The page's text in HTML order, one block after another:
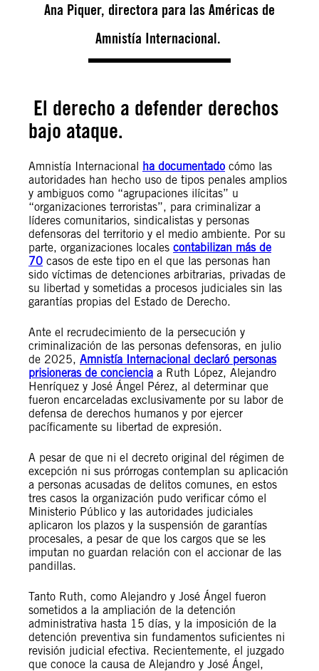
Ana Piquer, directora para las Américas de
Amnistía Internacional.
El derecho a defender derechos
bajo ataque.
Amnistía Internacional ha documentado cómo las
autoridades han hecho uso de tipos penales amplios
y ambiguos como “agrupaciones ilícitas” u
“organizaciones terroristas”, para criminalizar a
líderes comunitarios, sindicalistas y personas
defensoras del territorio y el medio ambiente. Por su
parte, organizaciones locales contabilizan más de
70 casos de este tipo en el que las personas han
sido víctimas de detenciones arbitrarias, privadas de
su libertad y sometidas a procesos judiciales sin las
garantías propias del Estado de Derecho.
Ante el recrudecimiento de la persecución y
criminalización de las personas defensoras, en julio
de 2025, Amnistía Internacional declaró personas
prisioneras de conciencia a Ruth López, Alejandro
Henríquez y José Ángel Pérez, al determinar que
fueron encarceladas exclusivamente por su labor de
defensa de derechos humanos y por ejercer
pacíficamente su libertad de expresión.
A pesar de que ni el decreto original del régimen de
excepción ni sus prórrogas contemplan su aplicación
a personas acusadas de delitos comunes, en estos
tres casos la organización pudo verificar cómo el
Ministerio Público y las autoridades judiciales
aplicaron los plazos y la suspensión de garantías
procesales, a pesar de que los cargos que se les
imputan no guardan relación con el accionar de las
pandillas.
Tanto Ruth, como Alejandro y José Ángel fueron
sometidos a la ampliación de la detención
administrativa hasta 15 días, y la imposición de la
detención preventiva sin fundamentos suficientes ni
revisión judicial efectiva. Recientemente, el juzgado
que conoce la causa de Alejandro y José Ángel,